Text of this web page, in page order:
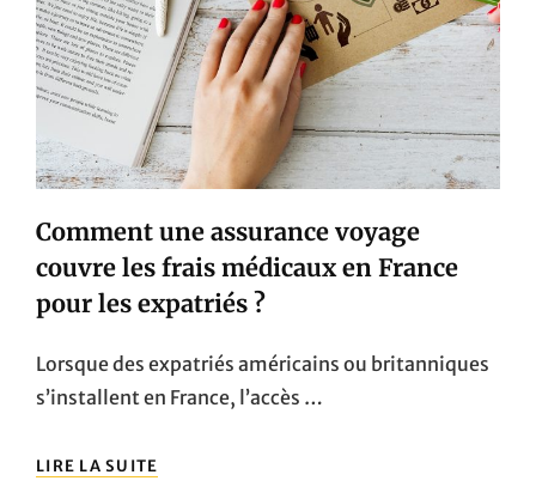
Comment une assurance voyage
couvre les frais médicaux en France
pour les expatriés ?
Lorsque des expatriés américains ou britanniques
s’installent en France, l’accès …
LIRE LA SUITE
UNE